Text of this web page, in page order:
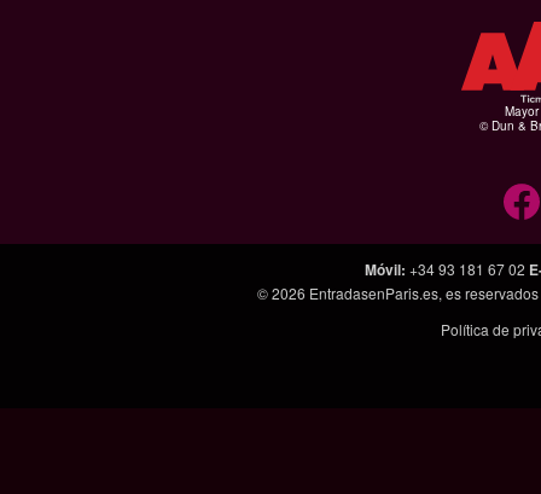
© Dun &
Móvil: +34 93 181 67 02
© 2026 EntradasenParis.es, es
Política de